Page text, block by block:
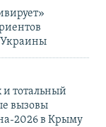
Украины
тотальный
вызовы
2026 в Крыму